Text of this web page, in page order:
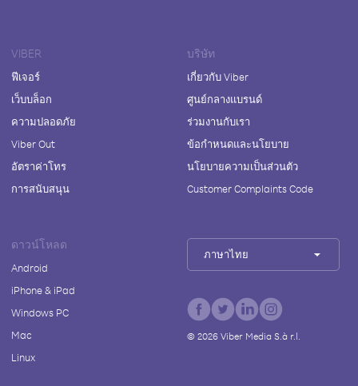
VIBER
ฟีเจอร์
เว็บบล็อก
ความปลอดภัย
Viber Out
อัตราค่าโทร
การสนับสนุน
บริษัท
เกี่ยวกับ Viber
ศูนย์กลางแบรนด์
ร่วมงานกับเรา
ข้อกำหนดและนโยบาย
นโยบายความเป็นส่วนตัว
Customer Complaints Code
ดาวน์โหลด
Android
iPhone & iPad
Windows PC
Mac
Linux
ภาษาไทย
© 2026Viber Media S.à r.l.